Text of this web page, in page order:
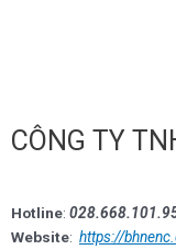
CÔNG TY
Hotline:
Website: https://